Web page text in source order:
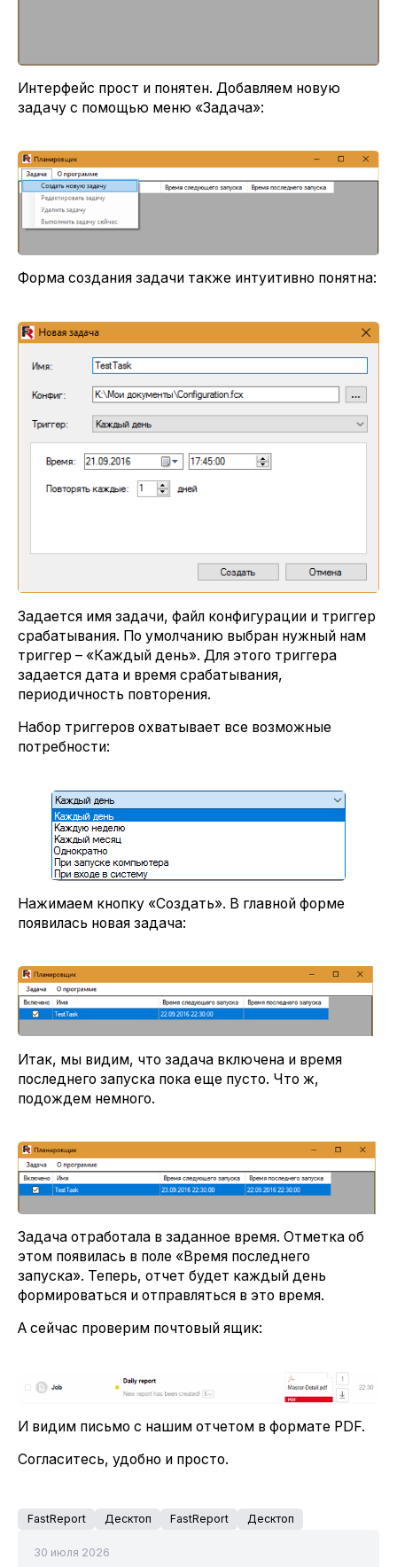
Интерфейс прост и понятен. Добавляем новую
задачу с помощью меню «Задача»:
Форма создания задачи также интуитивно понятна:
Задается имя задачи, файл конфигурации и триггер
срабатывания. По умолчанию выбран нужный нам
триггер – «Каждый день». Для этого триггера
задается дата и время срабатывания,
периодичность повторения.
Набор триггеров охватывает все возможные
потребности:
Нажимаем кнопку «Создать». В главной форме
появилась новая задача:
Итак, мы видим, что задача включена и время
последнего запуска пока еще пусто. Что ж,
подождем немного.
Задача отработала в заданное время. Отметка об
этом появилась в поле «Время последнего
запуска». Теперь, отчет будет каждый день
формироваться и отправляться в это время.
А сейчас проверим почтовый ящик:
И видим письмо с нашим отчетом в формате PDF.
Согласитесь, удобно и просто.
FastReport Десктоп FastReport Десктоп
30 июля 2026